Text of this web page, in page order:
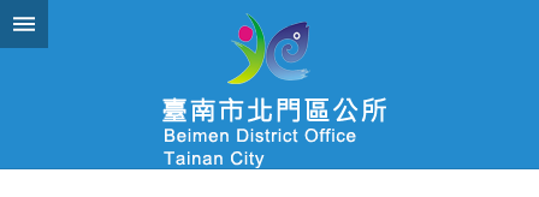
跳到主要內容區塊